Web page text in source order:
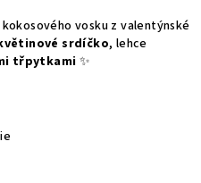
vosku z valentýnské
srdíčko, lehce
třpytkami ✨